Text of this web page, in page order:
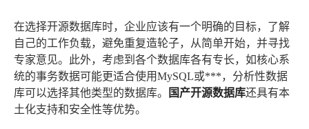
在选择开源数据库时，企业应该有一个明确的目标，了解
自己的工作负载，避免重复造轮子，从简单开始，并寻找
专家意见。此外，考虑到各个数据库各有专长，如核心系
统的事务数据可能更适合使用MySQL或***，分析性数据
库可以选择其他类型的数据库。
国产开源数据库还具有本
土化支持和安全性等优势。